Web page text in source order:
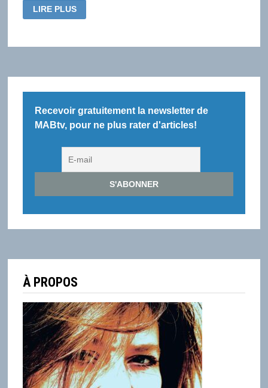
WARNERMEDIA
LÈVE
SES
CARTOON
ET
HBO
MAX
LIRE PLUS
Recevoir gratuitement la newsletter de
MABtv, pour ne plus rater d'articles!
À PROPOS